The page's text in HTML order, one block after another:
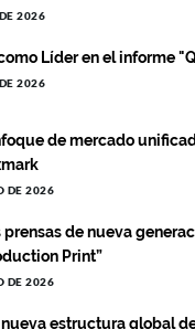
2026
Líder en el informe
2026
de mercado
DE 2026
prensas de nueva
Print”
DE 2026
estructura global